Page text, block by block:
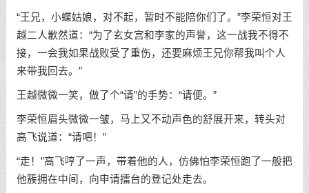
“王兄，小蝶姑娘，对不起，暂时不能陪你们了。”李荣恒对王
越二人歉然道：“为了玄女宫和李家的声誉，这一战我不得不
接，一会我如果战败受了重伤，还要麻烦王兄你帮我叫个人
来带我回去。”
王越微微一笑，做了个“请”的手势：“请便。”
李荣恒眉头微微一皱，马上又不动声色的舒展开来，转头对
高飞说道：“请吧！”
“走！”高飞哼了一声，带着他的人，仿佛怕李荣恒跑了一般把
他簇拥在中间，向申请擂台的登记处走去。